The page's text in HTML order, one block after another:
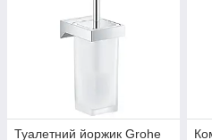
Туалетний йоржик Grohe